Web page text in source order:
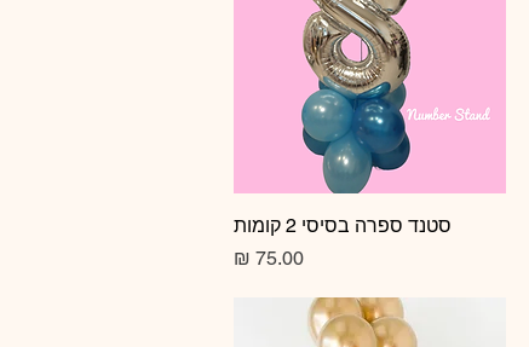
תצוגה מהירה
סטנד ספרה בסיסי 2 קומות
מחיר